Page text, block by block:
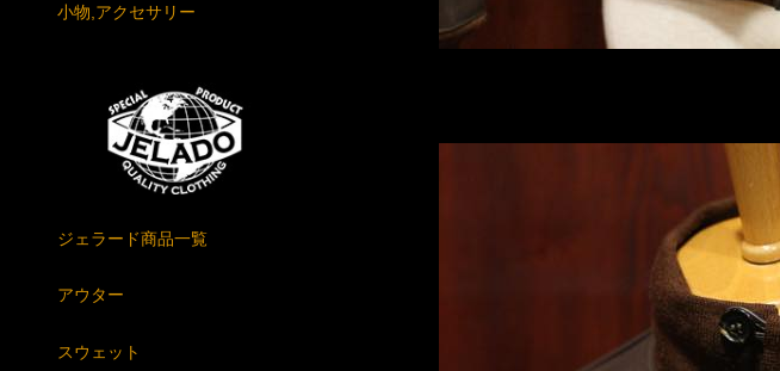
小物,アクセサリー
ジェラード商品一覧
アウター
スウェット